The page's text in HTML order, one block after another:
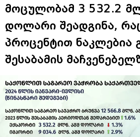
მოცულობამ 3 532.2
დოლარი შეადგინა,
პროცენტით ნაკლებია
შესაბამის